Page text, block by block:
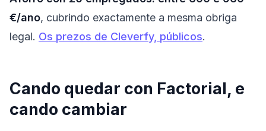
€/ano, cubrindo exactamente a mesma obriga
legal. Os prezos de Cleverfy, públicos.
Cando quedar con Factorial, e
cando cambiar